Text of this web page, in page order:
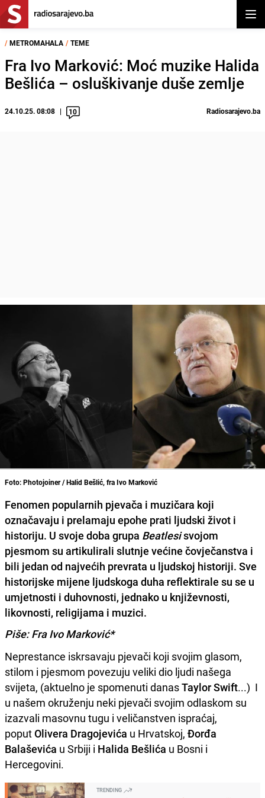
/ METROMAHALA / TEME
Fra Ivo Marković: Moć muzike Halida
Bešlića – osluškivanje duše zemlje
24.10.25. 08:08 10 Radiosarajevo.ba
Foto: Photojoiner / Halid Bešlić, fra Ivo Marković
Fenomen popularnih pjevača i muzičara koji
označavaju i prelamaju epohe prati ljudski život i
historiju. U svoje doba grupa Beatlesisvojom
pjesmom su artikulirali slutnje većine čovječanstva i
bili jedan od najvećih prevrata u ljudskoj historiji. Sve
historijske mijene ljudskoga duha reflektirale su se u
umjetnosti i duhovnosti, jednako u književnosti,
likovnosti, religijama i muzici.
Piše: Fra Ivo Marković*
Neprestance iskrsavaju pjevači koji svojim glasom,
stilom i pjesmom povezuju veliki dio ljudi našega
svijeta, (aktuelno je spomenuti danasTaylor Swift...) I
u našem okruženju neki pjevači svojim odlaskom su
izazvali masovnu tugu i veličanstven ispraćaj,
poputOlivera Dragojevića u Hrvatskoj, Đorđa
Balaševića u Srbiji i Halida Bešlića u Bosni i
Hercegovini.
TRENDING